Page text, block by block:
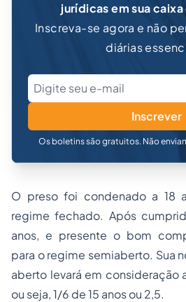
jurídicas em sua
Inscreva-se agora e não
diárias
Inscrever
Os boletins são gratuitos. Não
O preso foi condenado a 18
regime fechado. Após
anos, e presente o bom
para o regime semiaberto. Sua
aberto levará em consideração
ou seja, 1/6 de 15 anos ou 2,5.